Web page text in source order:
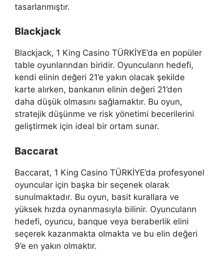
tasarlanmıştır.
Blackjack
Blackjack, 1 King Casino TÜRKİYE’da en popüler
table oyunlarından biridir. Oyuncuların hedefi,
kendi elinin değeri 21’e yakın olacak şekilde
karte alırken, bankanın elinin değeri 21’den
daha düşük olmasını sağlamaktır. Bu oyun,
stratejik düşünme ve risk yönetimi becerilerini
geliştirmek için ideal bir ortam sunar.
Baccarat
Baccarat, 1 King Casino TÜRKİYE’da profesyonel
oyuncular için başka bir seçenek olarak
sunulmaktadır. Bu oyun, basit kurallara ve
yüksek hızda oynanmasıyla bilinir. Oyuncuların
hedefi, oyuncu, banque veya beraberlik elini
seçerek kazanmakta olmakta ve bu elin değeri
9’e en yakın olmaktır.